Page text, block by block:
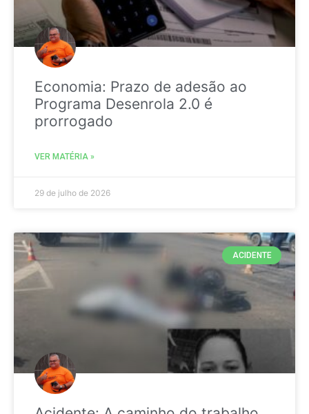
Economia: Prazo de adesão ao
Programa Desenrola 2.0 é
prorrogado
VER MATÉRIA »
29 de julho de 2026
ACIDENTE